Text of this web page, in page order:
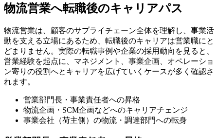
物流営業へ転職後のキャリアパス
物流営業は、顧客のサプライチェーン全体を理解し、事業活
動を支える立場にあるため、転職後のキャリアは営業職にと
どまりません。実際の転職事例や企業の採用動向を見ると、
営業経験を起点に、マネジメント、事業企画、オペレーショ
ン寄りの役割へとキャリアを広げていくケースが多く確認さ
れます。
営業部門長・事業責任者への昇格
物流企画・SCM企画などへのキャリアチェンジ
事業会社（荷主側）の物流・調達部門への転身